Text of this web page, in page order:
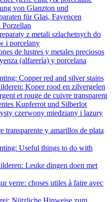
von Glanzton und
für Glas, Fayencen
Porzellan
z metali szlachetnych do
i porcelany
de lustres y metales preciosos
(alfarería) y porcelana
Copper red and silver stains
Koper rood en zilvergelen
et rouge de cuivre transparent
Kupferrot und Silberlot
czerwony miedziany i lazury
transparente y amarillos de plata
Useful things to do with
Leuke dingen doen met
verre: choses utiles à faire avec
Nützliche Hinweise zum